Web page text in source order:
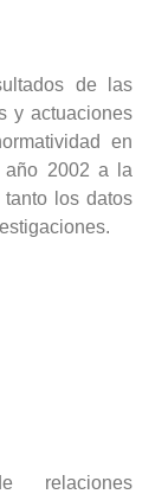
de las
y actuaciones
en
año 2002 a la
los datos
relaciones